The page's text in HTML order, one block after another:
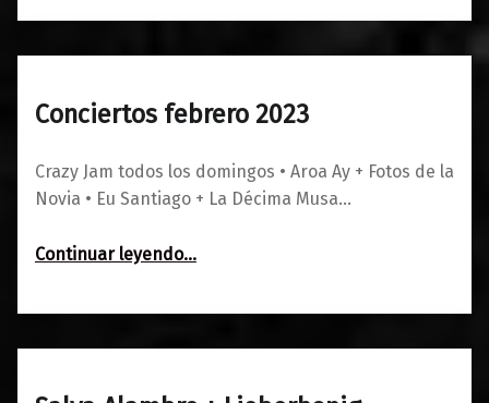
Conciertos febrero 2023
Crazy Jam todos los domingos • Aroa Ay + Fotos de la
Novia • Eu Santiago + La Décima Musa…
Continuar leyendo…
19/01/2023
0
Maravillas